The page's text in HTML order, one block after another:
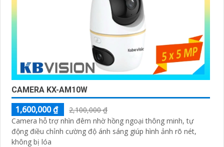
CAMERA KX-AM10W
1,600,000 ₫
2,100,000 ₫
Camera hỗ trợ nhìn đêm nhờ hồng ngoại thông minh, tự
động điều chỉnh cường độ ánh sáng giúp hình ảnh rõ nét,
không bị lóa